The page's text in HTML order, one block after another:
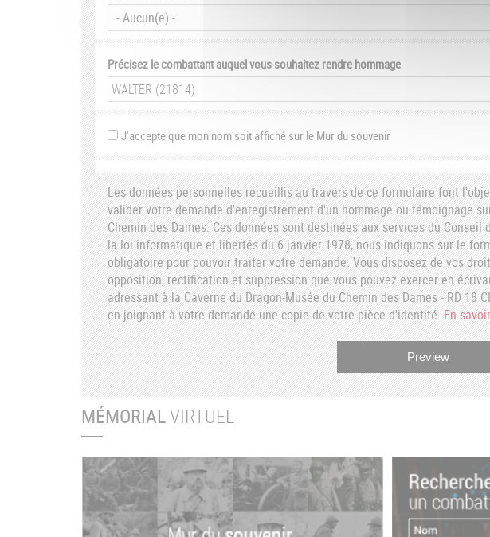
Précisez le combattant auquel vous souhaitez rendre hommage
J'accepte que mon nom soit affiché sur le Mur du souvenir
Les données personnelles recueillis au travers de ce formulaire font
valider votre demande d'enregistrement d'un hommage ou témoignage
Chemin des Dames. Ces données sont destinées aux services du
la loi informatique et libertés du 6 janvier 1978, nous indiquons sur le
obligatoire pour pouvoir traiter votre demande. Vous disposez de vos
opposition, rectification et suppression que vous pouvez exercer en
adressant à la Caverne du Dragon-Musée du Chemin des Dames - RD 18
en joignant à votre demande une copie de votre pièce d'identité.En
MÉMORIALVIRTUEL